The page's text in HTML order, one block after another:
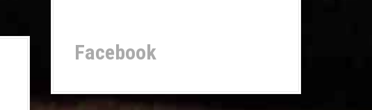
Facebook